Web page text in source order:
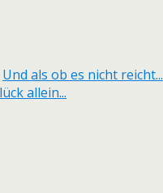
Und als ob es nicht reicht...
allein...